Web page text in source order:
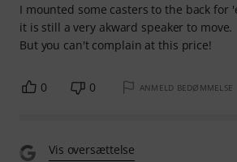
I mounted some casters to the back for
it is still a very akward speaker to move.
But you can't complain at this price!
0 0 ANMELD BEDØMMELSE
Vis oversættelse